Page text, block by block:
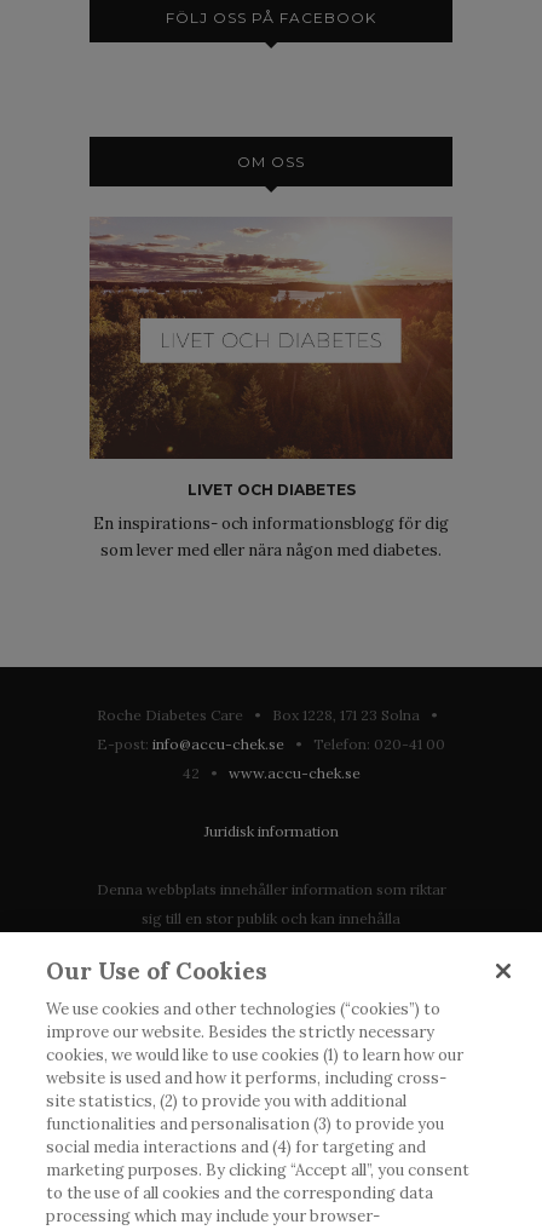
FÖLJ OSS PÅ FACEBOOK
OM OSS
LIVET OCH DIABETES
En inspirations- och informationsblogg för dig
som lever med eller nära någon med diabetes.
Roche Diabetes Care • Box 1228, 171 23 Solna •
E-post: info@accu-chek.se • Telefon: 020-41 00
42 • www.accu-chek.se
Juridisk information
Denna webbplats innehåller information som riktar
sig till en stor publik och kan innehålla
tillgänglig eller giltig i ditt land. Vänligen observera
att vi inte tar något ansvar för information som
eventuellt inte uppfyller någon gällande rättslig
process, förordning, registrering eller användning i
landet där du bor.
Roche har inte alltid möjlighet att kvalitetssäkra
andras inlägg, men kommer att ta bort vilseledande
eller olämpliga inlägg i möjligaste mån. Vi har inget
Our Use of Cookies
We use cookies and other technologies (“cookies”) to
improve our website. Besides the strictly necessary
cookies, we would like to use cookies (1) to learn how our
website is used and how it performs, including cross-
site statistics, (2) to provide you with additional
functionalities and personalisation (3) to provide you
social media interactions and (4) for targeting and
marketing purposes. By clicking “Accept all”, you consent
to the use of all cookies and the corresponding data
processing which may include your browser-